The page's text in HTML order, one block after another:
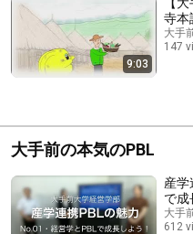
9:03
寺本
大手
147
大手前の本気のPBL
産学
で成
大手
612